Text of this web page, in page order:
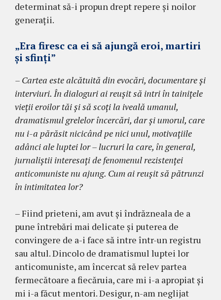
deter­minat să-i propun drept repere şi noilor
generaţii.
„Era firesc ca ei să ajungă eroi, martiri
şi sfinţi”
– Cartea este alcătuită din evocări, docu­mentare şi
interviuri. În dialoguri ai reuşit să intri în tainiţele
vieţii eroilor tăi şi să scoţi la iveală umanul,
dramatismul grelelor încercări, dar şi umorul, care
nu i-a părăsit nicicând pe nici unul, motivaţiile
adânci ale luptei lor – lucruri la care, în general,
jurnaliştii interesaţi de feno­menul rezistenţei
anticomuniste nu ajung. Cum ai reuşit să pătrunzi
în intimitatea lor?
– Fiind prieteni, am avut şi îndrăzneala de a
pune întrebări mai delicate şi puterea de
convin­gere de a-i face să intre într-un registru
sau altul. Dincolo de dramatismul luptei lor
anticomuniste, am încercat să relev partea
ferme­că­toa­re a fiecă­ruia, care mi i-a apropiat şi
mi i-a făcut men­tori. Desigur, n-am neglijat